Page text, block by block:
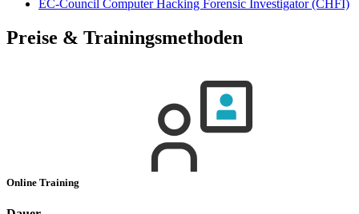
EC-Council Computer Hacking Forensic Investigator(CHFI)
Preise & Trainingsmethoden
Online Training